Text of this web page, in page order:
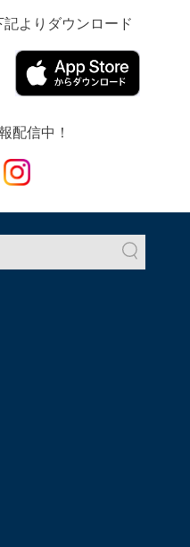
よりダウンロード
配信中！